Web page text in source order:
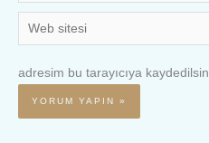
Web
sitesi
adresim bu tarayıcıya kaydedilsin.